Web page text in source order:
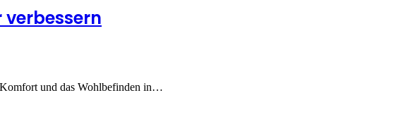
Komfort und das Wohlbefinden in…